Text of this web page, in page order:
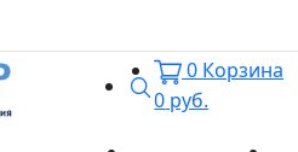
Поиск
0 Корзина
0 руб.